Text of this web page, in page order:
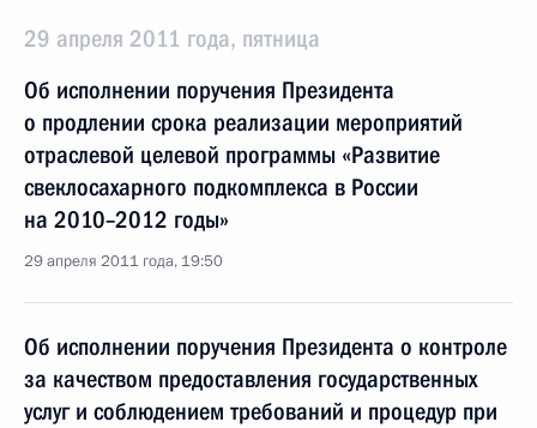
29 апреля 2011 года, пятница
Об исполнении поручения Президента
о продлении срока реализации мероприятий
отраслевой целевой программы «Развитие
свеклосахарного подкомплекса в России
на 2010–2012 годы»
29 апреля 2011 года, 19:50
Об исполнении поручения Президента о контроле
за качеством предоставления государственных
услуг и соблюдением требований и процедур при